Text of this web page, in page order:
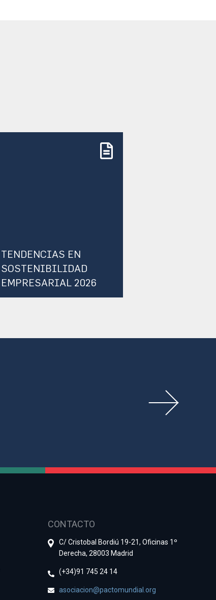
TENDENCIAS EN
SOSTENIBILIDAD
EMPRESARIAL 2026
CONTACTO
C/ Cristobal Bordiú 19-21, Oficinas 1º
Derecha, 28003 Madrid
(+34)91 745 24 14
asociacion@pactomundial.org